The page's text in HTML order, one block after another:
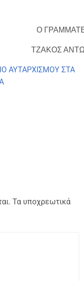
Ο
ΤΖΑΚΟΣ
ΑΥΤΑΡΧΙΣΜΟΥ ΣΤΑ
Τα υποχρεωτικά